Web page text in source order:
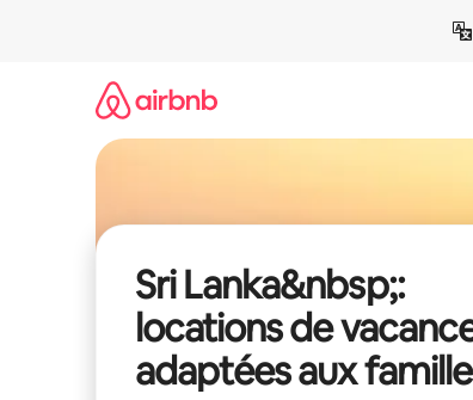
Sri Lanka&nbsp;:
locations de
adaptées aux